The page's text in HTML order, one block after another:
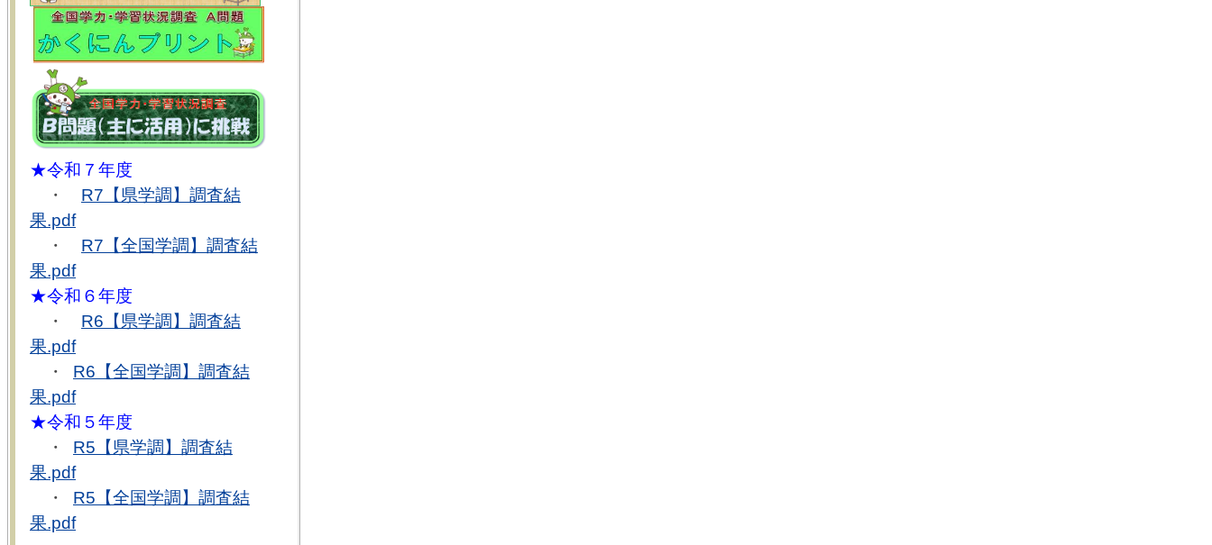
★令和７年度
・ R7【県学調】調査結
果.pdf
・ R7【全国学調】調査結
果.pdf
★令和６年度
・ R6【県学調】調査結
果.pdf
・ R6【全国学調】調査結
果.pdf
★令和５年度
・ R5【県学調】調査結
果.pdf
・ R5【全国学調】調査結
果.pdf